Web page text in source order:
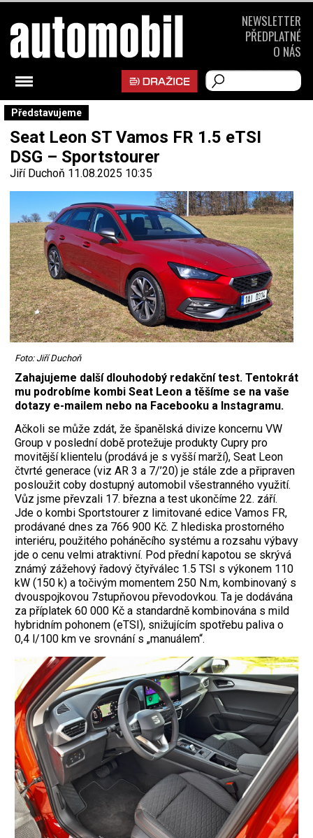
Představujeme
Seat Leon ST Vamos FR 1.5 eTSI
DSG – Sportstourer
Jiří Duchoň 11.08.2025 10:35
Foto: Jiří Duchoň
Zahajujeme další dlouhodobý redakční test. Tentokrát
mu podrobíme kombi Seat Leon a těšíme se na vaše
dotazy e-mailem nebo na Facebooku a Instagramu.
Ačkoli se může zdát, že španělská divize koncernu VW
Group v poslední době protežuje produkty Cupry pro
movitější klientelu (prodává je s vyšší marží), Seat Leon
čtvrté generace (viz AR 3 a 7/’20) je stále zde a připraven
posloužit coby dostupný automobil všestranného využití.
Vůz jsme převzali 17. března a test ukončíme 22. září.
Jde o kombi Sportstourer z limitované edice Vamos FR,
prodávané dnes za 766 900 Kč. Z hlediska prostorného
interiéru, použitého poháněcího systému a rozsahu výbavy
jde o cenu velmi atraktivní. Pod přední kapotou se skrývá
známý zážehový řadový čtyřválec 1.5 TSI s výkonem 110
kW (150 k) a točivým momentem 250 N.m, kombinovaný s
dvouspojkovou 7stupňovou převodovkou. Ta je dodávána
za příplatek 60 000 Kč a standardně kombinována s mild
hyb­ridním pohonem (eTSI), snižujícím spotřebu paliva o
0,4 l/100 km ve srovnání s „manuálem“.
NEWSLETTER
PŘEDPLATNÉ
O NÁS